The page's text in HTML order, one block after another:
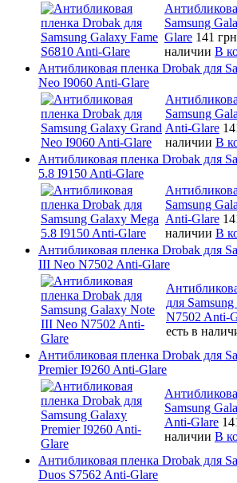
Samsung
Glare 141
наличии В
Антибликовая пленка Drobak для
Neo I9060 Anti-Glare
Samsung
Anti-Glare
наличии В
Антибликовая пленка Drobak для
5.8 I9150 Anti-Glare
Samsung
Anti-Glare
наличии В
Антибликовая пленка Drobak для
III Neo N7502 Anti-Glare
для
N7502 Anti-
есть в
Антибликовая пленка Drobak для
Premier I9260 Anti-Glare
Samsung
Anti-Glare
наличии В
Антибликовая пленка Drobak для
Duos S7562 Anti-Glare